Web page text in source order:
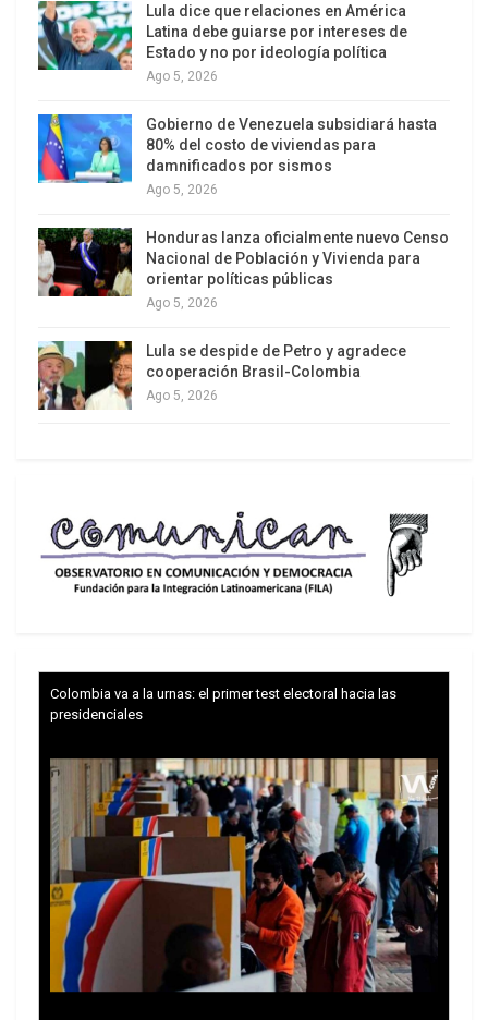
supremacía estadounidense consolidada
tras el fin de la Guerra Fría. Lejos de
constituir un movimiento neutro o
internacional orientado a garantizar la
expansión del capital, la liberalización de
los mercados y la subordinación de la
política a los imperativos de la
acumulación.
En este sentido, la globalización neoliberal
de dominación que combinó coerción
económica, legitimación cultural e
institucionalización jurídica a través de
y la Organización Mundial del Comercio. El
denominado “pensamiento único” no sólo
operó como horizonte ideológico, sino
también como mecanismo de
globales.
La expansión del capital financiero
trasnacional exigió, para su realización, la
subordinación creciente de los Estados a
las necesidades de la acumulación. La
desregulación, la liberalización de los
flujos financieros y la disciplina fiscal
aplicada de manera regresiva configuraron
un escenario en el cual la soberanía estatal
quedó progresivamente erosionada. Sin
embargo, al debilitar la capacidad del
Lula dice que relaciones en América
Latina debe guiarse por intereses de
Estado y no por ideología política
Ago 5, 2026
Gobierno de Venezuela subsidiará hasta
80% del costo de viviendas para
damnificados por sismos
Ago 5, 2026
Honduras lanza oficialmente nuevo Censo
Nacional de Población y Vivienda para
orientar políticas públicas
Ago 5, 2026
Lula se despide de Petro y agradece
cooperación Brasil-Colombia
Ago 5, 2026
Colombia va a la urnas: el primer test electoral hacia las
presidenciales